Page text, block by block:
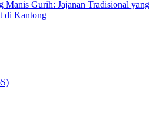
Manis Gurih: Jajanan Tradisional yang
di Kantong